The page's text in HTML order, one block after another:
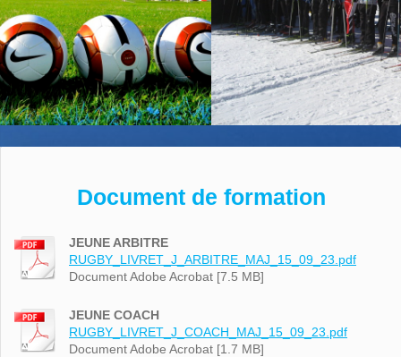
Document de formation
JEUNE ARBITRE
RUGBY_LIVRET_J_ARBITRE_MAJ_15_09_23.pdf
Document Adobe Acrobat [7.5 MB]
JEUNE COACH
RUGBY_LIVRET_J_COACH_MAJ_15_09_23.pdf
Document Adobe Acrobat [1.7 MB]